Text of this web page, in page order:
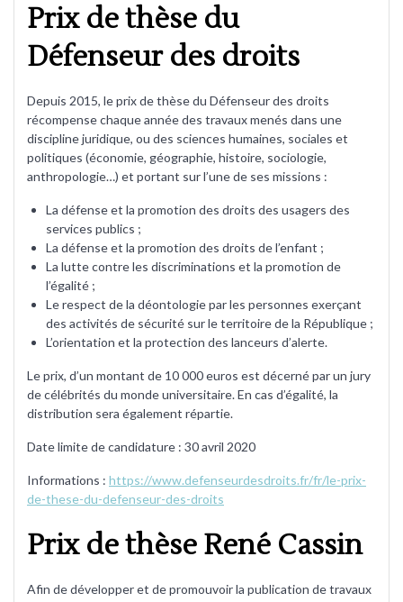
Prix de thèse du
Défenseur des droits
Depuis 2015, le prix de thèse du Défenseur des droits
récompense chaque année des travaux menés dans une
discipline juridique, ou des sciences humaines, sociales et
politiques (économie, géographie, histoire, sociologie,
anthropologie…) et portant sur l’une de ses missions :
La défense et la promotion des droits des usagers des
services publics ;
La défense et la promotion des droits de l’enfant ;
La lutte contre les discriminations et la promotion de
l’égalité ;
Le respect de la déontologie par les personnes exerçant
des activités de sécurité sur le territoire de la République ;
L’orientation et la protection des lanceurs d’alerte.
Le prix, d’un montant de 10 000 euros est décerné par un jury
de célébrités du monde universitaire. En cas d’égalité, la
distribution sera également répartie.
Date limite de candidature : 30 avril 2020
Informations : https://www.defenseurdesdroits.fr/fr/le-prix-
de-these-du-defenseur-des-droits
Prix de thèse René Cassin
Afin de développer et de promouvoir la publication de travaux